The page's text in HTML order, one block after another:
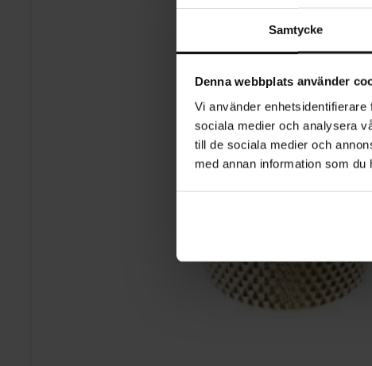
Samtycke
Denna webbplats använder
Vi använder
sociala medier och analysera
till de sociala medier och
med annan information som